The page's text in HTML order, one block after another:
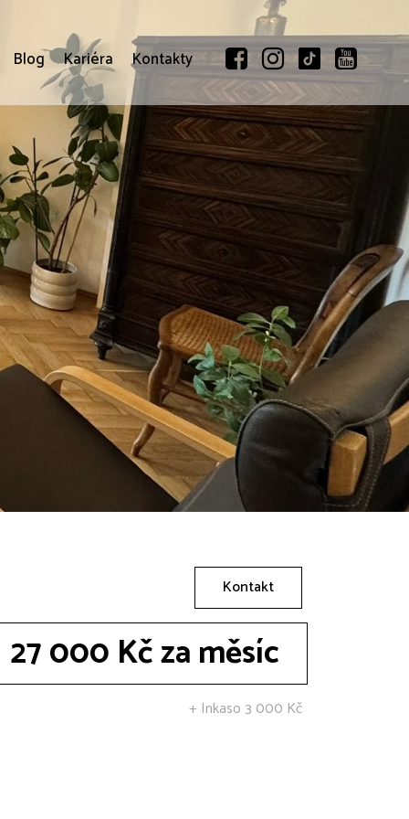
Blog Kariéra Kontakty
Kontakt
27 000 Kč za měsíc
+ Inkaso 3 000 Kč